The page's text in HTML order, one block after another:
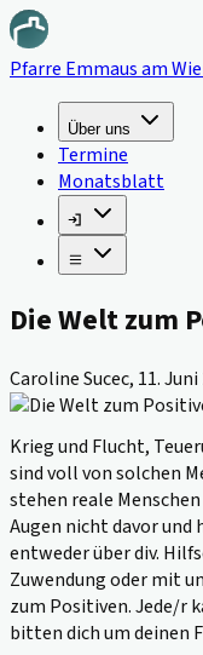
Pfarre Emmaus am
Über uns
Termine
Monatsblatt
Die Welt zum
Caroline Sucec, 11.
Krieg und Flucht,
sind voll von solchen
stehen reale
Augen nicht davor
entweder über div.
Zuwendung oder mit
zum Positiven. Jede/r
bitten dich um deinen